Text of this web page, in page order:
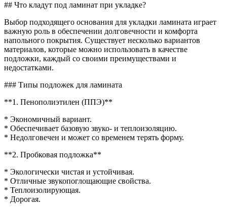
## Что кладут под ламинат при укладке?
Выбор подходящего основания для укладки ламината играет
важную роль в обеспечении долговечности и комфорта
напольного покрытия. Существует несколько вариантов
материалов, которые можно использовать в качестве
подложки, каждый со своими преимуществами и
недостатками.
### Типы подложек для ламината
**1. Пенополиэтилен (ППЭ)**
* Экономичный вариант.
* Обеспечивает базовую звуко- и теплоизоляцию.
* Недолговечен и может со временем терять форму.
**2. Пробковая подложка**
* Экологически чистая и устойчивая.
* Отличные звукопоглощающие свойства.
* Теплоизолирующая.
* Дорогая.